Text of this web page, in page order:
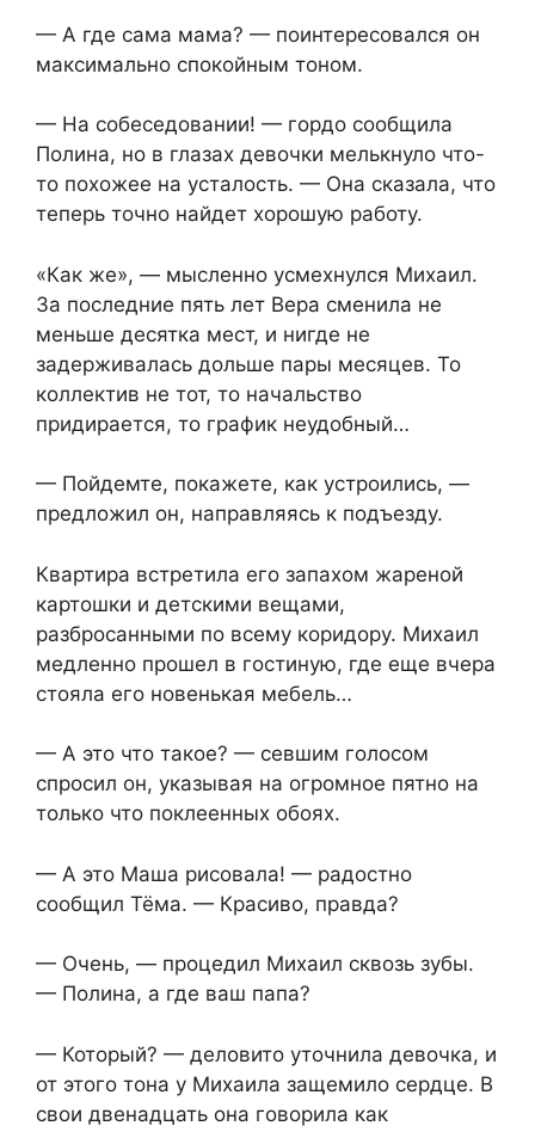
— А где сама мама? — поинтересовался он
максимально спокойным тоном.
— На собеседовании! — гордо сообщила
Полина, но в глазах девочки мелькнуло что-
то похожее на усталость. — Она сказала, что
теперь точно найдет хорошую работу.
«Как же», — мысленно усмехнулся Михаил.
За последние пять лет Вера сменила не
меньше десятка мест, и нигде не
задерживалась дольше пары месяцев. То
коллектив не тот, то начальство
придирается, то график неудобный…
— Пойдемте, покажете, как устроились, —
предложил он, направляясь к подъезду.
Квартира встретила его запахом жареной
картошки и детскими вещами,
разбросанными по всему коридору. Михаил
медленно прошел в гостиную, где еще вчера
стояла его новенькая мебель…
— А это что такое? — севшим голосом
спросил он, указывая на огромное пятно на
только что поклеенных обоях.
— А это Маша рисовала! — радостно
сообщил Тёма. — Красиво, правда?
— Очень, — процедил Михаил сквозь зубы.
— Полина, а где ваш папа?
— Который? — деловито уточнила девочка, и
от этого тона у Михаила защемило сердце. В
свои двенадцать она говорила как